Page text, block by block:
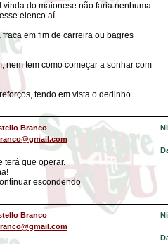
vinda do maionese não faria nenhuma
elenco aí.
em fim de carreira ou bagres
nem tem como começar a sonhar com
tendo em vista o dedinho
Branco
terá que operar.
escondendo
Branco